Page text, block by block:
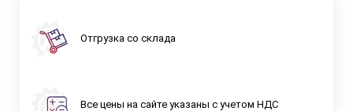
Отгрузка со склада
Все цены на сайте указаны с учетом НДС